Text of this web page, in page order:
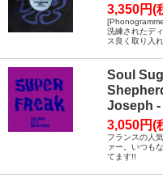
3,350円(
洗練されたデ
ス良く取り入
Soul
Joseph
3,050円(
フランスの人
ァー。いつも
てます!!